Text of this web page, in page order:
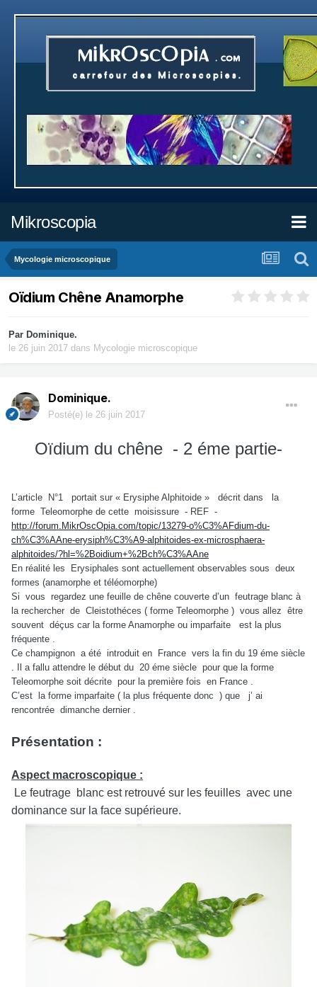
Mikroscopia
Mycologie microscopique
Oïdium Chêne Anamorphe
Par Dominique.
le 26 juin 2017 dans Mycologie microscopique
Dominique.
Posté(e) le 26 juin 2017
Oïdium du chêne - 2 éme partie-
L’article N°1 portait sur « Erysiphe Alphitoide » décrit dans la
forme Teleomorphe de cette moisissure - REF -
http://forum.MikrOscOpia.com/topic/13279-o%C3%AFdium-du-
ch%C3%AAne-erysiph%C3%A9-alphitoides-ex-microsphaera-
alphitoides/?hl=%2Boidium+%2Bch%C3%AAne
En réalité les Erysiphales sont actuellement observables sous deux
formes (anamorphe et téléomorphe)
Si vous regardez une feuille de chêne couverte d’un feutrage blanc à
la rechercher de Cleistothéces ( forme Teleomorphe ) vous allez être
souvent déçus car la forme Anamorphe ou imparfaite est la plus
fréquente .
Ce champignon a été introduit en France vers la fin du 19 éme siècle
. Il a fallu attendre le début du 20 éme siècle pour que la forme
Teleomorphe soit décrite pour la première fois en France .
C’est la forme imparfaite ( la plus fréquente donc ) que j’ ai
rencontrée dimanche dernier .
Présentation :
Aspect macroscopique :
Le feutrage blanc est retrouvé sur les feuilles avec une
dominance sur la face supérieure.